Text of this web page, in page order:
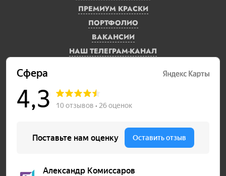
ПРЕМИУМ КРАСКИ
ПОРТФОЛИО
ВАКАНСИИ
НАШ ТЕЛЕГРАМ-КАНАЛ